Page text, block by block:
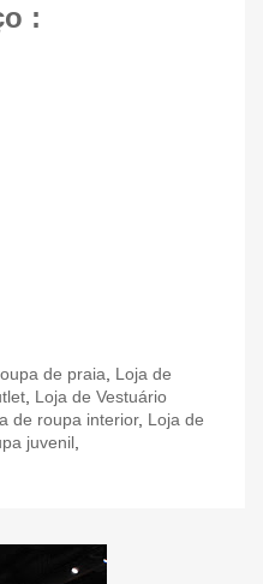
:
de praia
Loja de
Loja de Vestuário
de roupa interior, Loja de
juvenil